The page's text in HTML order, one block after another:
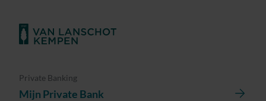
Private Banking
Mijn Private Bank